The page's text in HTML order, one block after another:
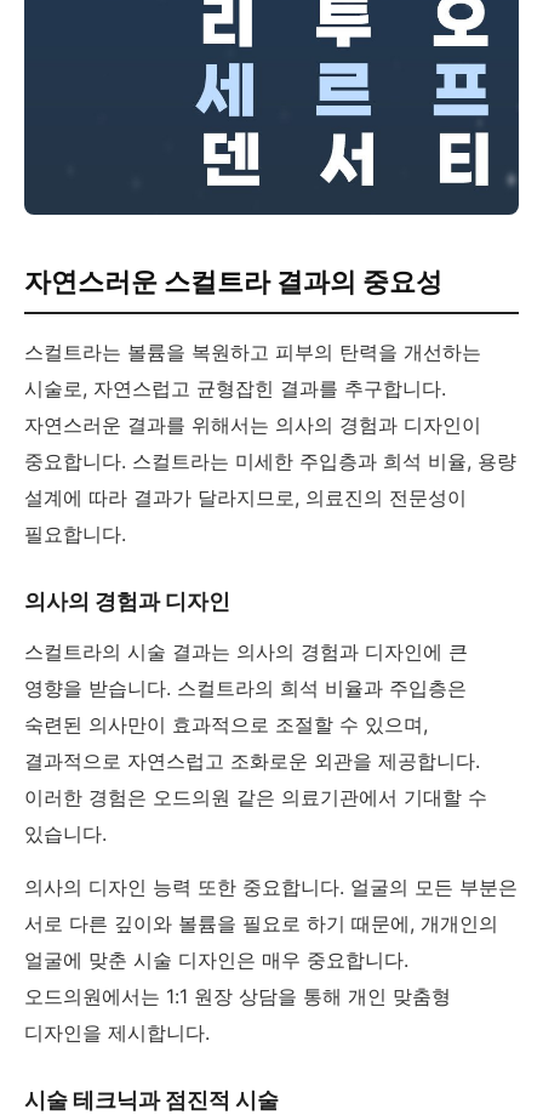
자연스러운 스컬트라 결과의 중요성
스컬트라는 볼륨을 복원하고 피부의 탄력을 개선하는
시술로, 자연스럽고 균형잡힌 결과를 추구합니다.
자연스러운 결과를 위해서는 의사의 경험과 디자인이
중요합니다. 스컬트라는 미세한 주입층과 희석 비율, 용량
설계에 따라 결과가 달라지므로, 의료진의 전문성이
필요합니다.
의사의 경험과 디자인
스컬트라의 시술 결과는 의사의 경험과 디자인에 큰
영향을 받습니다. 스컬트라의 희석 비율과 주입층은
숙련된 의사만이 효과적으로 조절할 수 있으며,
결과적으로 자연스럽고 조화로운 외관을 제공합니다.
이러한 경험은 오드의원 같은 의료기관에서 기대할 수
있습니다.
의사의 디자인 능력 또한 중요합니다. 얼굴의 모든 부분은
서로 다른 깊이와 볼륨을 필요로 하기 때문에, 개개인의
얼굴에 맞춘 시술 디자인은 매우 중요합니다.
오드의원에서는 1:1 원장 상담을 통해 개인 맞춤형
디자인을 제시합니다.
시술 테크닉과 점진적 시술